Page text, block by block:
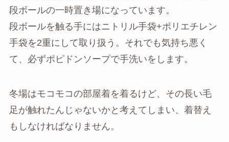
段ボールの一時置き場になっています。
段ボールを触る手にはニトリル手袋+ポリエチレン
手袋を2重にして取り扱う。それでも気持ち悪く
て、必ずポピドンソープで手洗いをします。
冬場はモコモコの部屋着を着るけど、その長い毛
足が触れたんじゃないかと考えてしまい、着替え
もしなければなりません。